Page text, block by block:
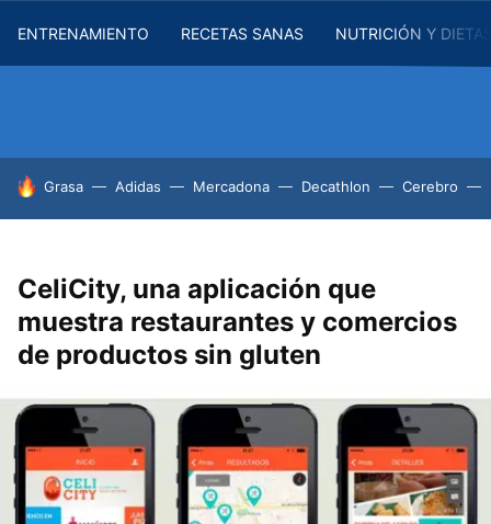
ENTRENAMIENTO RECETAS SANAS NUTRICIÓN Y
HOY SE HABLA DE
Grasa Adidas Mercadona Decathlon Cerebro
CeliCity, una aplicación que
muestra restaurantes y comercios
de productos sin gluten